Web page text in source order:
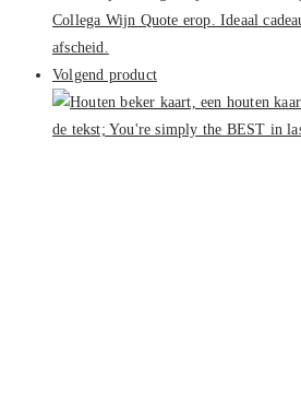
Volgend product